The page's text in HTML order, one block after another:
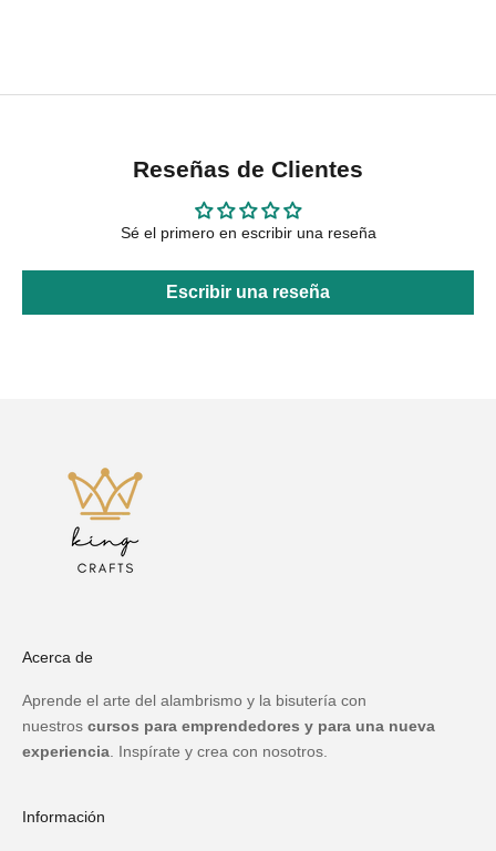
Reseñas de Clientes
Sé el primero en escribir una reseña
Escribir una reseña
Acerca de
Aprende el arte del alambrismo y la bisutería con
nuestros cursos para emprendedores y para una nueva
experiencia . Inspírate y crea con nosotros.
Información